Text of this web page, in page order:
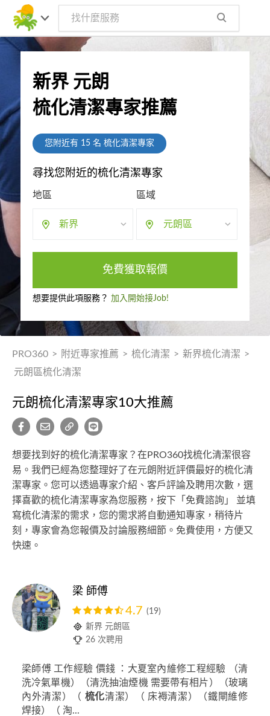
新界 元朗
梳化清潔專家推薦
您附近有 15名 梳化清潔專家
尋找您附近的梳化清潔專家
地區
新界
區域
元朗區
免費獲取報價
想要提供此項服務？ 加入開始接Job!
PRO360 > 附近專家推薦 > 梳化清潔 > 新界梳化清潔 >
元朗區梳化清潔
元朗梳化清潔專家10大推薦
想要找到好的梳化清潔專家？在PRO360找梳化清潔很容
易。我們已經為您整理好了在元朗附近評價最好的梳化清
潔專家。您可以透過專家介紹、客戶評論及聘用次數，選
擇喜歡的梳化清潔專家為您服務，按下「免費諮詢」 並填
寫梳化清潔的需求，您的需求將自動通知專家，稍待片
刻，專家會為您報價及討論服務細節。免費使用，方便又
快速。
梁 師傅
4.7 (19)
新界 元朗區
26 次聘用
梁師傅 工作經驗 價錢 ：大夏室內維修工程經驗 （清
洗冷氣單機）（清洗抽油煙機 需要帶有相片）（玻璃
內外清潔）（ 梳化清潔）（ 床褥清潔）（鐵閘維修
焊接）（ 淘...